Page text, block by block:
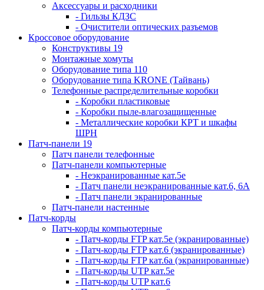
Аксессуары и расходники
- Гильзы КДЗС
- Очистители оптических разъемов
Кроссовое оборудование
Конструктивы 19
Монтажные хомуты
Оборудование типа 110
Оборудование типа KRONE (Тайвань)
Телефонные распределительные коробки
- Коробки пластиковые
- Коробки пыле-влагозащищенные
- Металлические коробки КРТ и шкафы
ШРН
Патч-панели 19
Патч панели телефонные
Патч-панели компьютерные
- Неэкранированные кат.5е
- Патч панели неэкранированные кат.6, 6А
- Патч панели экранированные
Патч-панели настенные
Патч-корды
Патч-корды компьютерные
- Патч-корды FTP кат.5е (экранированные)
- Патч-корды FTP кат.6 (экранированные)
- Патч-корды FTP кат.6а (экранированные)
- Патч-корды UTP кат.5е
- Патч-корды UTP кат.6